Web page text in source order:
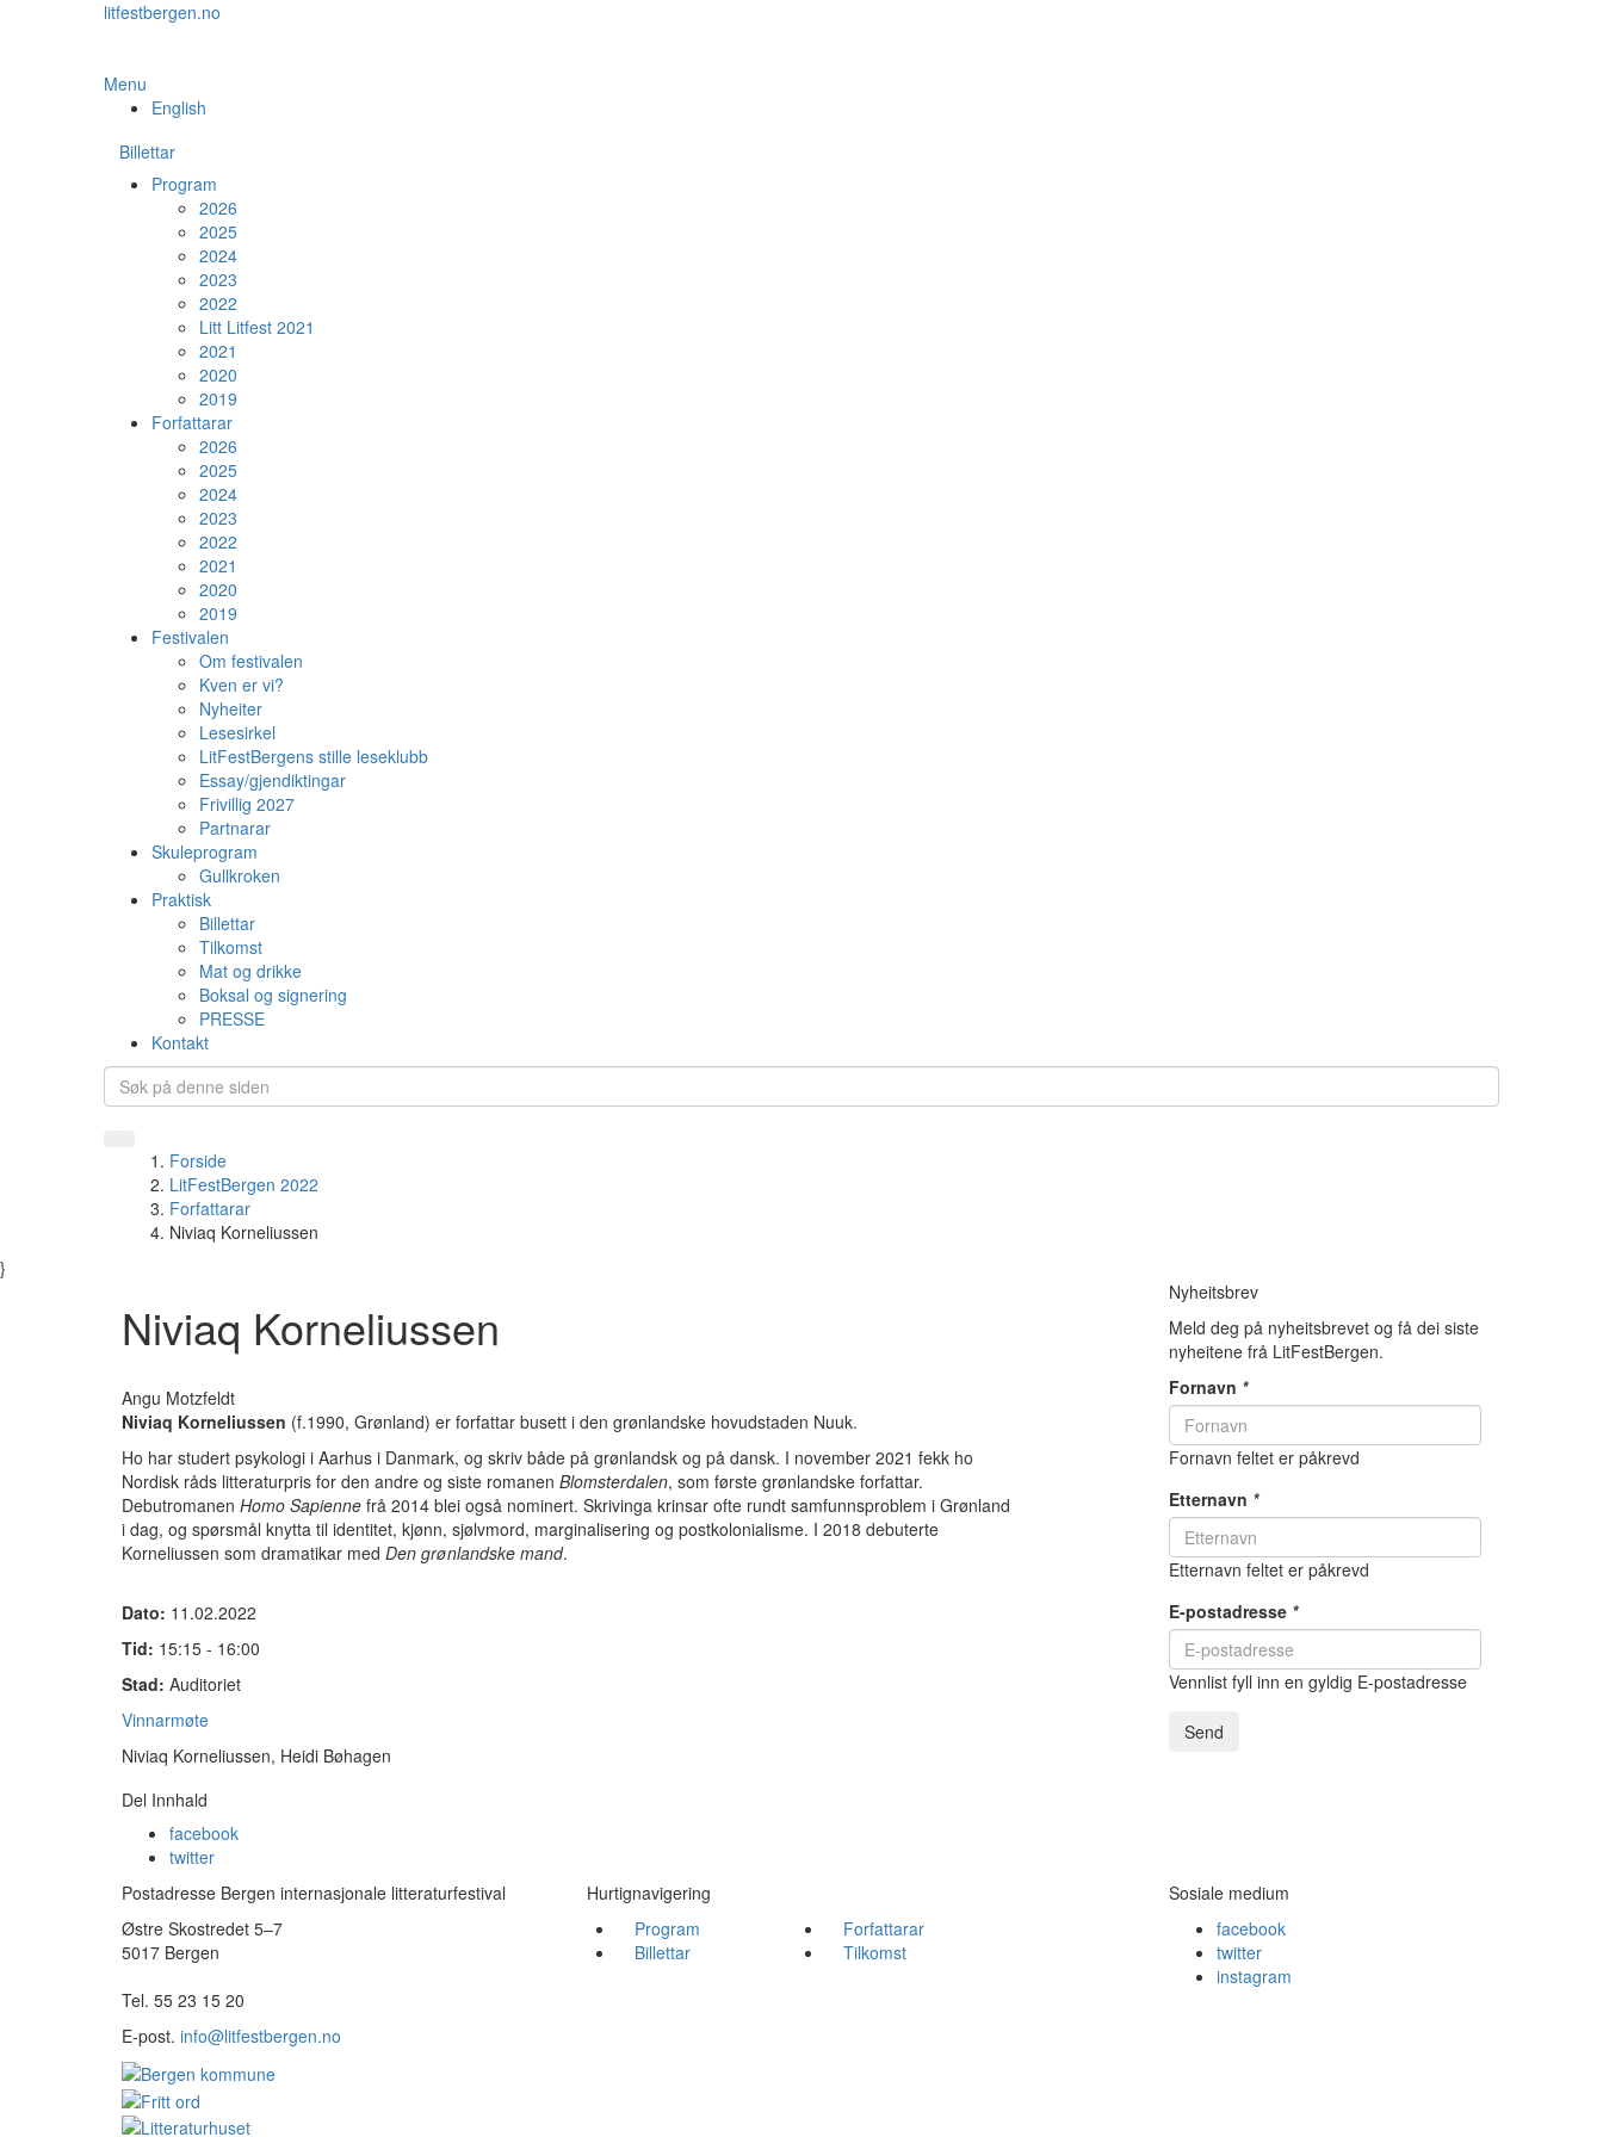
litfestbergen.no
Menu
English
Billettar
Program
2026
2025
2024
2023
2022
Litt Litfest 2021
2021
2020
2019
Forfattarar
2026
2025
2024
2023
2022
2021
2020
2019
Festivalen
Om festivalen
Kven er vi?
Nyheiter
Lesesirkel
LitFestBergens stille leseklubb
Essay/gjendiktingar
Frivillig 2027
Partnarar
Skuleprogram
Gullkroken
Praktisk
Billettar
Tilkomst
Mat og drikke
Boksal og signering
PRESSE
Kontakt
Forside
LitFestBergen 2022
Forfattarar
Niviaq Korneliussen
}
Niviaq Korneliussen
Angu Motzfeldt
Niviaq Korneliussen (f.1990, Grønland) er forfattar busett i den grønlandske hovudstaden Nuuk.
Ho har studert psykologi i Aarhus i Danmark, og skriv både på grønlandsk og på dansk. I november 2021 fekk ho
Nordisk råds litteraturpris for den andre og siste romanen Blomsterdalen, som første grønlandske forfattar.
Debutromanen Homo Sapienne frå 2014 blei også nominert. Skrivinga krinsar ofte rundt samfunnsproblem i Grønland
i dag, og spørsmål knytta til identitet, kjønn, sjølvmord, marginalisering og postkolonialisme. I 2018 debuterte
Korneliussen som dramatikar med Den grønlandske mand.
Dato: 11.02.2022
Tid: 15:15 - 16:00
Stad: Auditoriet
Vinnarmøte
Niviaq Korneliussen, Heidi Bøhagen
Del Innhald
facebook
twitter
Nyheitsbrev
Meld deg på nyheitsbrevet og få dei siste
nyheitene frå LitFestBergen.
Fornavn *
Fornavn feltet er påkrevd
Etternavn *
Etternavn feltet er påkrevd
E-postadresse *
Vennlist fyll inn en gyldig E-postadresse
Send
Postadresse Bergen internasjonale litteraturfestival
Østre Skostredet 5–7
5017 Bergen
Tel. 55 23 15 20
E-post. info@litfestbergen.no
Hurtignavigering
Program
Forfattarar
Billettar
Tilkomst
Sosiale medium
facebook
twitter
instagram